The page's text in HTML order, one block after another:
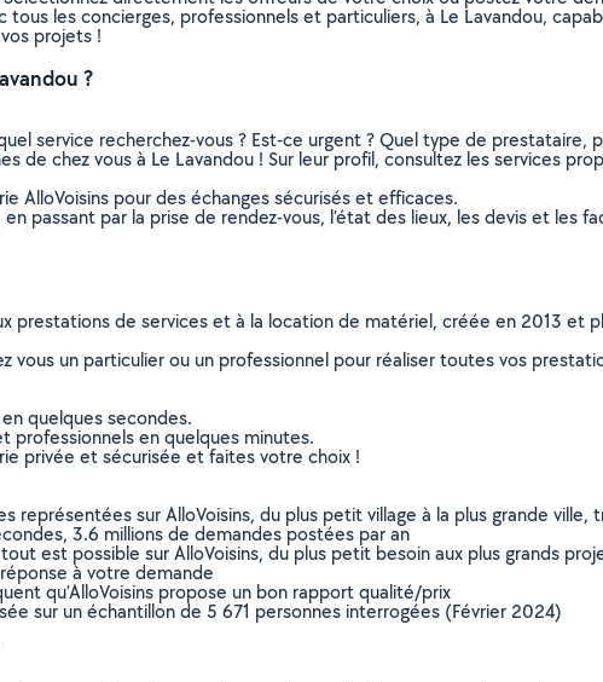
tous les concierges, professionnels et particuliers, à Le Lavandou,
projets !
?
service recherchez-vous ? Est-ce urgent ? Quel type de prestataire,
de chez vous à Le Lavandou ! Sur leur profil, consultez les services
AlloVoisins pour des échanges sécurisés et efficaces.
passant par la prise de rendez-vous, l’état des lieux, les devis et les
prestations de services et à la location de matériel, créée en 2013 et
vous un particulier ou un professionnel pour réaliser toutes vos
quelques secondes.
professionnels en quelques minutes.
privée et sécurisée et faites votre choix !
représentées sur AlloVoisins, du plus petit village à la plus grande ville,
3.6 millions de demandes postées par an
est possible sur AlloVoisins, du plus petit besoin aux plus grands
à votre demande
qu’AlloVoisins propose un bon rapport qualité/prix
sur un échantillon de 5 671 personnes interrogées (Février 2024)